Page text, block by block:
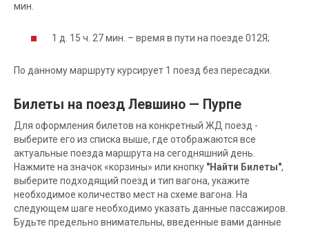
мин.
1 д. 15 ч. 27 мин. – время в пути на поезде 012Я;
По данному маршруту курсирует 1 поезд без пересадки.
Билеты на поезд Левшино — Пурпе
Для оформления билетов на конкретный ЖД поезд -
выберите его из списка выше, где отображаются все
актуальные поезда маршрута на сегодняшний день.
Нажмите на значок «корзины» или кнопку "Найти Билеты",
выберите подходящий поезд и тип вагона, укажите
необходимое количество мест на схеме вагона. На
следующем шаге необходимо указать данные пассажиров.
Будьте предельно внимательны, введенные вами данные